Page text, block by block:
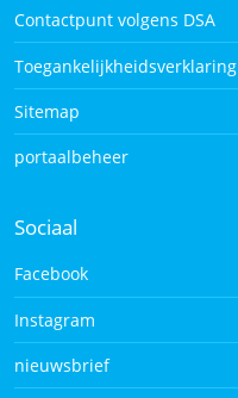
Contactpunt volgens DSA
Toegankelijkheidsverklaring
Sitemap
portaalbeheer
Sociaal
Facebook
Instagram
nieuwsbrief